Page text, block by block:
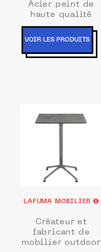
Acier peint de
haute qualité
VOIR LES PRODUITS
LAFUMA MOBILIER
Créateur et
fabricant de
mobilier outdoor